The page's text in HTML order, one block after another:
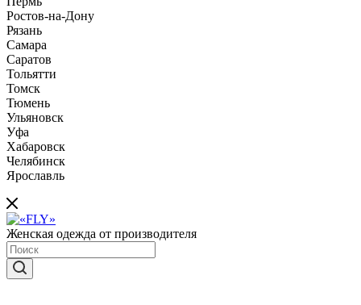
Ростов-на-Дону
Рязань
Самара
Саратов
Тольятти
Томск
Тюмень
Ульяновск
Уфа
Хабаровск
Челябинск
Ярославль
Женская одежда от производителя